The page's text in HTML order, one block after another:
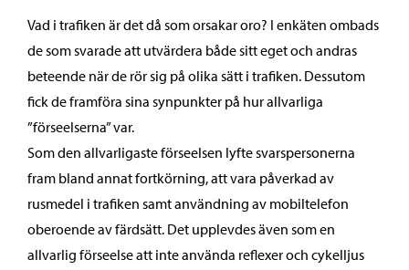
Vad i trafiken är det då som orsakar oro? I enkäten ombads
de som svarade att utvärdera både sitt eget och andras
beteende när de rör sig på olika sätt i trafiken. Dessutom
fick de framföra sina synpunkter på hur allvarliga
”förseelserna” var.
Som den allvarligaste förseelsen lyfte svarspersonerna
fram bland annat fortkörning, att vara påverkad av
rusmedel i trafiken samt användning av mobiltelefon
oberoende av färdsätt. Det upplevdes även som en
allvarlig förseelse att inte använda reflexer och cykelljus